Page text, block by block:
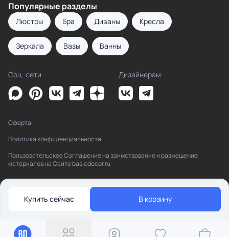
Купить сейчас В корзину
Популярные разделы
Люстры Бра Диваны Кресла
Зеркала Вазы Ванны
Соц. сети Дизайнерам
Оферта
Политика конфиденциальности
Пользовательское Соглашение на заимствование и размещение
материалов на Сайте basicdecor.ru